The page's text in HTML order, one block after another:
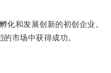
和发展创新的初创企业。
市场中获得成功。